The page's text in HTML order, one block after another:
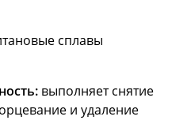
сплавы
выполняет снятие
и удаление